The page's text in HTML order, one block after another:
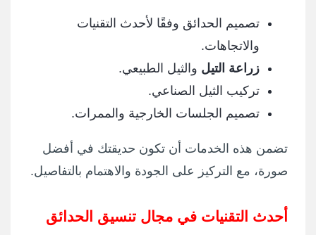
تصميم الحدائق وفقًا لأحدث التقنيات
والاتجاهات.
زراعة التيل والثيل الطبيعي.
تركيب الثيل الصناعي.
تصميم الجلسات الخارجية والممرات.
تضمن هذه الخدمات أن تكون حديقتك في أفضل
صورة، مع التركيز على الجودة والاهتمام بالتفاصيل.
أحدث التقنيات في مجال تنسيق الحدائق